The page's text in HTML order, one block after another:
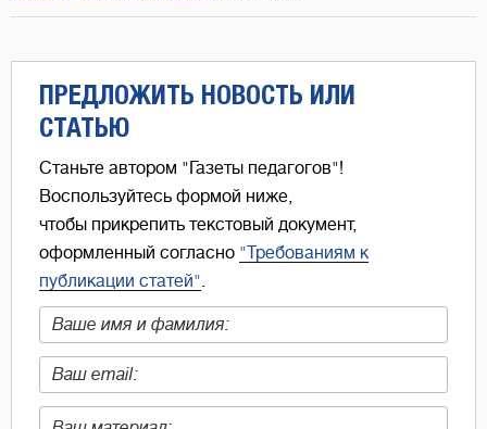
ПРЕДЛОЖИТЬ НОВОСТЬ ИЛИ
СТАТЬЮ
Станьте автором "Газеты педагогов"!
Воспользуйтесь формой ниже,
чтобы прикрепить текстовый документ,
оформленный согласно "Требованиям к
публикации статей".